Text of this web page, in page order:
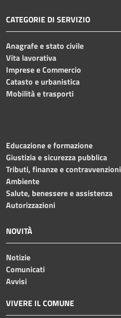
CATEGORIE DI SERVIZIO
Anagrafe e stato civile
Vita lavorativa
Imprese e Commercio
Catasto e urbanistica
Mobilità e trasporti
Educazione e formazione
Giustizia e sicurezza pubblica
Tributi, finanze e contravvenzioni
Ambiente
Salute, benessere e assistenza
Autorizzazioni
NOVITÀ
Notizie
Comunicati
Avvisi
VIVERE IL COMUNE